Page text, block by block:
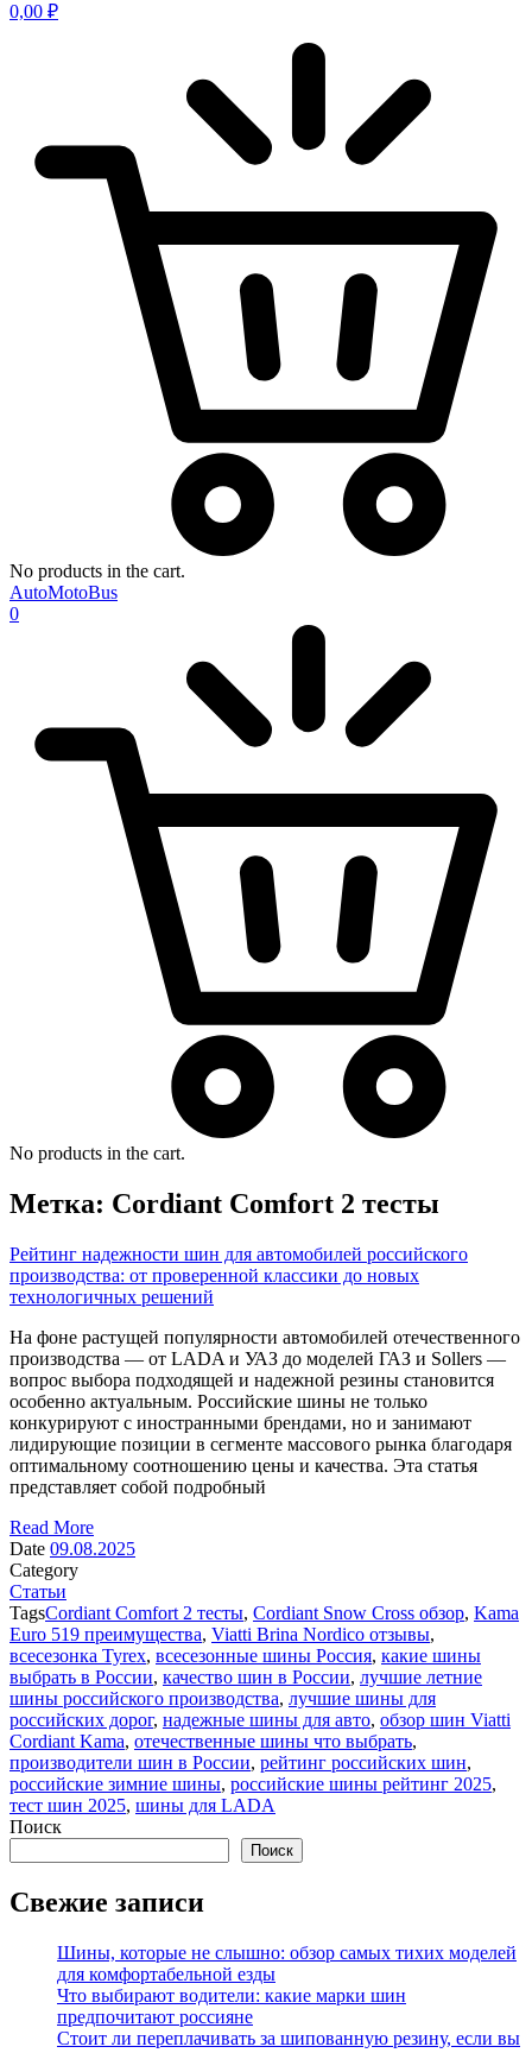
0,00 ₽
No products in the cart.
AutoMotoBus
0
No products in the cart.
Метка: Cordiant Comfort 2 тесты
Рейтинг надежности шин для автомобилей российского
производства: от проверенной классики до новых
технологичных решений
На фоне растущей популярности автомобилей отечественного
производства — от LADA и УАЗ до моделей ГАЗ и Sollers —
вопрос выбора подходящей и надежной резины становится
особенно актуальным. Российские шины не только
конкурируют с иностранными брендами, но и занимают
лидирующие позиции в сегменте массового рынка благодаря
оптимальному соотношению цены и качества. Эта статья
представляет собой подробный
Read More
Date 09.08.2025
Category
Статьи
TagsCordiant Comfort 2 тесты, Cordiant Snow Cross обзор, Kama
Euro 519 преимущества, Viatti Brina Nordico отзывы,
всесезонка Tyrex, всесезонные шины Россия, какие шины
выбрать в России, качество шин в России, лучшие летние
шины российского производства, лучшие шины для
российских дорог, надежные шины для авто, обзор шин Viatti
Cordiant Kama, отечественные шины что выбрать,
производители шин в России, рейтинг российских шин,
российские зимние шины, российские шины рейтинг 2025,
тест шин 2025, шины для LADA
Поиск
Поиск
Свежие записи
Шины, которые не слышно: обзор самых тихих моделей
для комфортабельной езды
Что выбирают водители: какие марки шин
предпочитают россияне
Стоит ли переплачивать за шипованную резину, если вы